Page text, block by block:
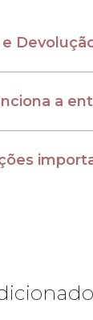
e
a